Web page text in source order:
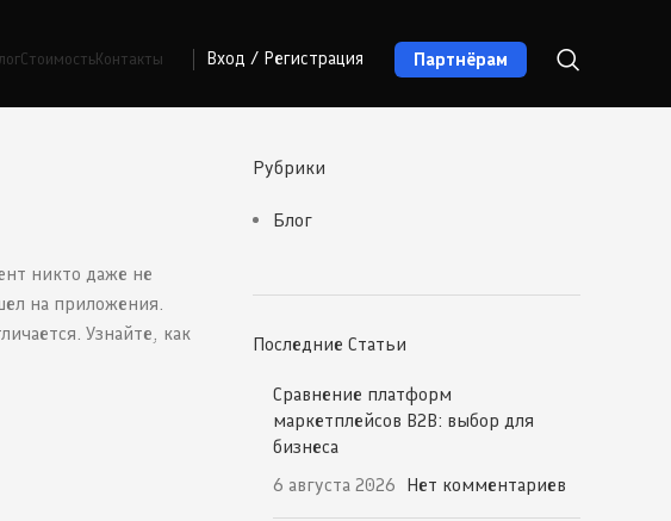
СтоимостьКонтакты Вход / Регистрация Партнёрам
никто даже не
на приложения.
Узнайте, как
Рубрики
Блог
Последние Статьи
Сравнение платформ
маркетплейсов B2B: выбор для
бизнеса
6 августа 2026 Нет комментариев